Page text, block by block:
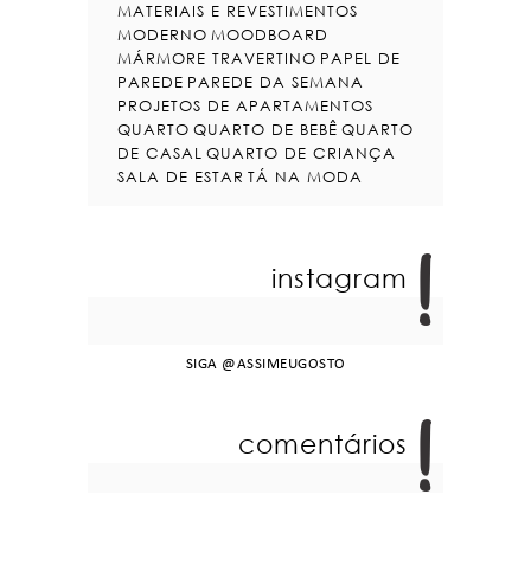
MATERIAIS E REVESTIMENTOS
MODERNO MOODBOARD
MÁRMORE TRAVERTINO PAPEL DE
PAREDE PAREDE DA SEMANA
PROJETOS DE APARTAMENTOS
QUARTO QUARTO DE BEBÊ QUARTO
DE CASAL QUARTO DE CRIANÇA
SALA DE ESTAR TÁ NA MODA
instagram
SIGA @ASSIMEUGOSTO
comentários